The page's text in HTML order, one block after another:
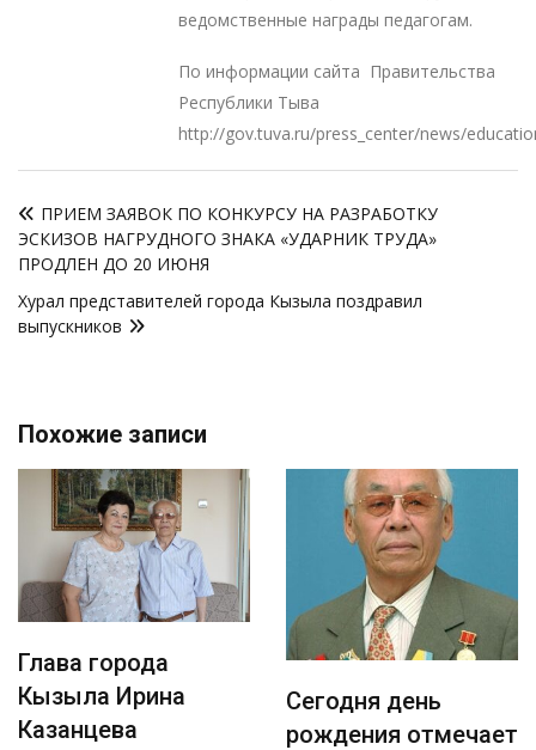
ведомственные награды педагогам.
По информации сайта Правительства
Республики Тыва
http://gov.tuva.ru/press_center/news/
по
записям
ПРИЕМ ЗАЯВОК ПО КОНКУРСУ НА РАЗРАБОТКУ
ЭСКИЗОВ НАГРУДНОГО ЗНАКА «УДАРНИК ТРУДА»
ПРОДЛЕН ДО 20 ИЮНЯ
Хурал представителей города Кызыла поздравил
выпускников
Похожие записи
Глава города
Кызыла Ирина
Казанцева
Сегодня день
рождения отмечает